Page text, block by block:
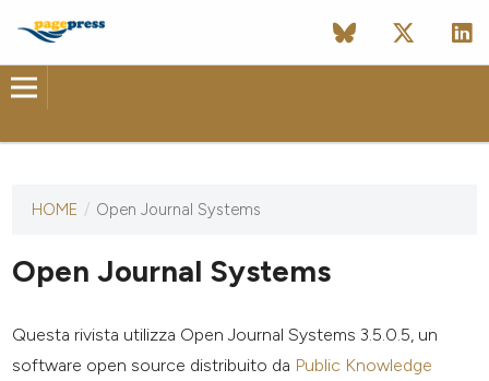
Questa
ha ancora
pubblicato
numero.
HOME / Open Journal Systems
Open Journal Systems
Questa rivista utilizza Open Journal Systems 3.5.0.5, un
software open source distribuito da Public Knowledge